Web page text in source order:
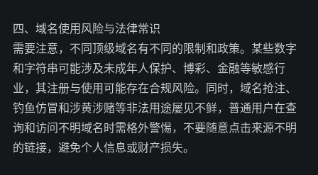
四、域名使用风险与法律常识
需要注意，不同顶级域名有不同的限制和政策。某些数字
和字符串可能涉及未成年人保护、博彩、金融等敏感行
业，其注册与使用可能存在合规风险。同时，域名抢注、
钓鱼仿冒和涉黄涉赌等非法用途屡见不鲜，普通用户在查
询和访问不明域名时需格外警惕，不要随意点击来源不明
的链接，避免个人信息或财产损失。